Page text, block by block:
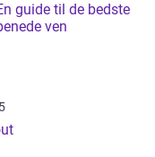
guide til de bedste
ven